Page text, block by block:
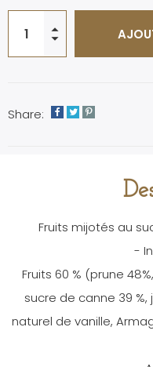
Share:
Fruits mijotés au
-
Fruits 60 % (prune
sucre de canne 39
naturel de vanille,